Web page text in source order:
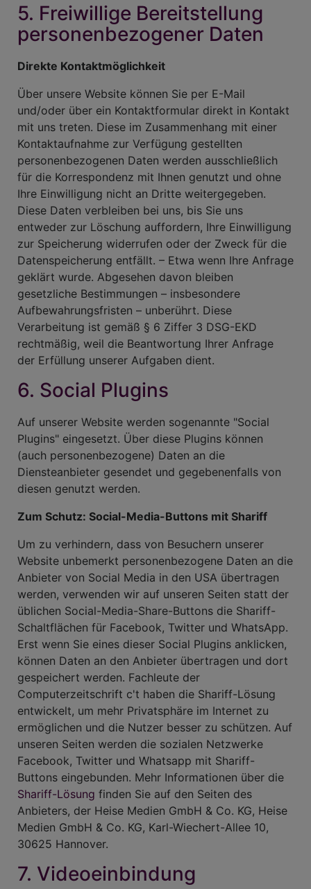
5. Freiwillige Bereitstellung
personenbezogener Daten
Direkte Kontaktmöglichkeit
Über unsere Website können Sie per E-Mail
und/oder über ein Kontaktformular direkt in Kontakt
mit uns treten. Diese im Zusammenhang mit einer
Kontaktaufnahme zur Verfügung gestellten
personenbezogenen Daten werden ausschließlich
für die Korrespondenz mit Ihnen genutzt und ohne
Ihre Einwilligung nicht an Dritte weitergegeben.
Diese Daten verbleiben bei uns, bis Sie uns
entweder zur Löschung auffordern, Ihre Einwilligung
zur Speicherung widerrufen oder der Zweck für die
Datenspeicherung entfällt. – Etwa wenn Ihre Anfrage
geklärt wurde. Abgesehen davon bleiben
gesetzliche Bestimmungen – insbesondere
Aufbewahrungsfristen – unberührt. Diese
Verarbeitung ist gemäß § 6 Ziffer 3 DSG-EKD
rechtmäßig, weil die Beantwortung Ihrer Anfrage
der Erfüllung unserer Aufgaben dient.
6. Social Plugins
Auf unserer Website werden sogenannte "Social
Plugins" eingesetzt. Über diese Plugins können
(auch personenbezogene) Daten an die
Diensteanbieter gesendet und gegebenenfalls von
diesen genutzt werden.
Zum Schutz: Social-Media-Buttons mit Shariff
Um zu verhindern, dass von Besuchern unserer
Website unbemerkt personenbezogene Daten an die
Anbieter von Social Media in den USA übertragen
werden, verwenden wir auf unseren Seiten statt der
üblichen Social-Media-Share-Buttons die Shariff-
Schaltflächen für Facebook, Twitter und WhatsApp.
Erst wenn Sie eines dieser Social Plugins anklicken,
können Daten an den Anbieter übertragen und dort
gespeichert werden. Fachleute der
Computerzeitschrift c't haben die Shariff-Lösung
entwickelt, um mehr Privatsphäre im Internet zu
ermöglichen und die Nutzer besser zu schützen. Auf
unseren Seiten werden die sozialen Netzwerke
Facebook, Twitter und Whatsapp mit Shariff-
Buttons eingebunden. Mehr Informationen über die
Shariff-Lösung finden Sie auf den Seiten des
Anbieters, der Heise Medien GmbH & Co. KG, Heise
Medien GmbH & Co. KG, Karl-Wiechert-Allee 10,
30625 Hannover.
7. Videoeinbindung